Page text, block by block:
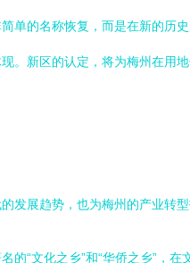
单的名称恢复，而是在新的历
。新区的认定，将为梅州在用
发展趋势，也为梅州的产业转型
“文化之乡”和“华侨之乡”，